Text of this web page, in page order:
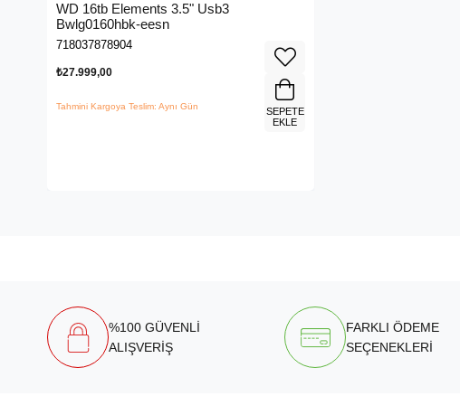
WD 16tb Elements 3.5" Usb3
Bwlg0160hbk-eesn
718037878904
₺27.999,00
Tahmini Kargoya Teslim: Aynı Gün
SEPETE
EKLE
%100 GÜVENLİ
ALIŞVERİŞ
FARKLI ÖDEME
SEÇENEKLERİ